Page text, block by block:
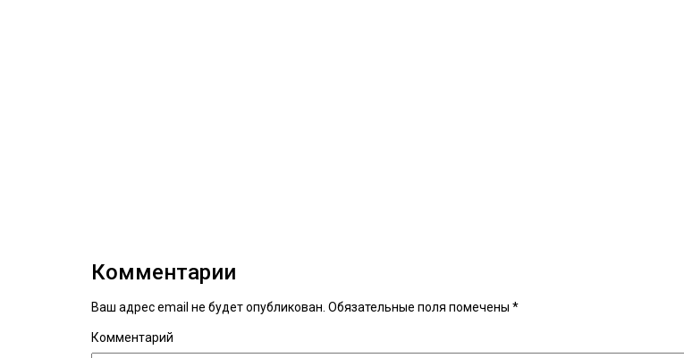
Комментарии
Ваш адрес email не будет опубликован. Обязательные поля помечены *
Комментарий